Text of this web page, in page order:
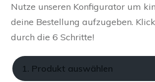
Nutze unseren Konfigurator um
deine Bestellung aufzugeben.
durch die 6 Schritte!
1. Produkt auswählen